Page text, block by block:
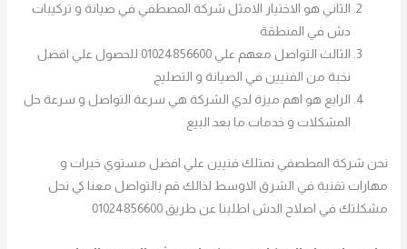
الثاني هو الاختيار الامثل شركة المصطفي في صيانة و تركيبات
دش في المنطقة
الثالث التواصل معهم علي 01024856600 للحصول علي افضل
نخبة من الفنيين في الصيانة و التصليح
الرابع هو اهم ميزة لدي الشركة هي سرعة التواصل و سرعة حل
المشكلات و خدمات ما بعد البيع
نحن شركة المطصفي نمتلك فنيين علي افضل مستوي خبرات و
مهارات تقنية في الشرق الاوسط لذالك قم بالتواصل معنا كي نحل
مشكلتك في اصلاح الدش اطلبنا عن طريق 01024856600